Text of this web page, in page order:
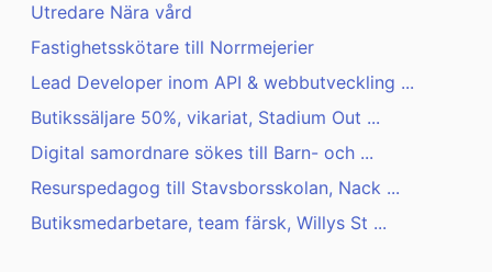
Utredare Nära vård
Fastighetsskötare till Norrmejerier
Lead Developer inom API & webbutveckling ...
Butikssäljare 50%, vikariat, Stadium Out ...
Digital samordnare sökes till Barn- och ...
Resurspedagog till Stavsborsskolan, Nack ...
Butiksmedarbetare, team färsk, Willys St ...